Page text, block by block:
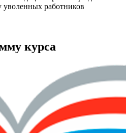
уволенных работников
курса